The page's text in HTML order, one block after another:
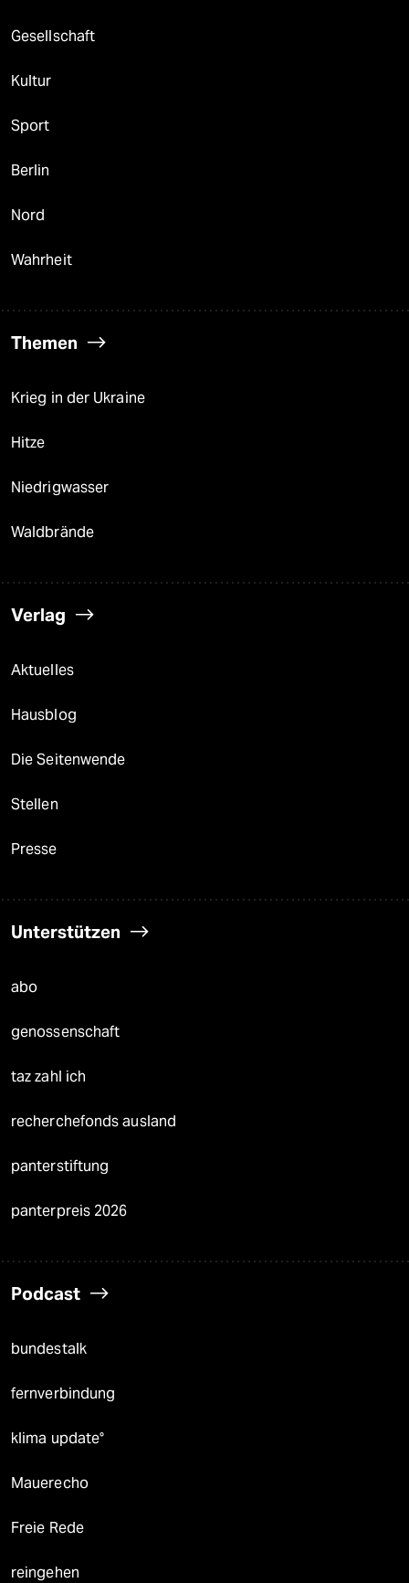
Gesellschaft
Kultur
Sport
Berlin
Nord
Wahrheit
Themen
Krieg in der Ukraine
Hitze
Niedrigwasser
Waldbrände
Verlag
Aktuelles
Hausblog
Die Seitenwende
Stellen
Presse
Unterstützen
abo
genossenschaft
taz zahl ich
recherchefonds ausland
panterstiftung
panterpreis 2026
Podcast
bundestalk
fernverbindung
klima update°
Mauerecho
Freie Rede
reingehen